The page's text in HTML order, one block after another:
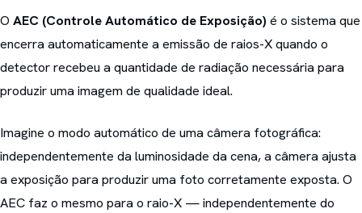
O AEC (Controle Automático de Exposição) é o sistema que
encerra automaticamente a emissão de raios-X quando o
detector recebeu a quantidade de radiação necessária para
produzir uma imagem de qualidade ideal.
Imagine o modo automático de uma câmera fotográfica:
independentemente da luminosidade da cena, a câmera ajusta
a exposição para produzir uma foto corretamente exposta. O
AEC faz o mesmo para o raio-X — independentemente do